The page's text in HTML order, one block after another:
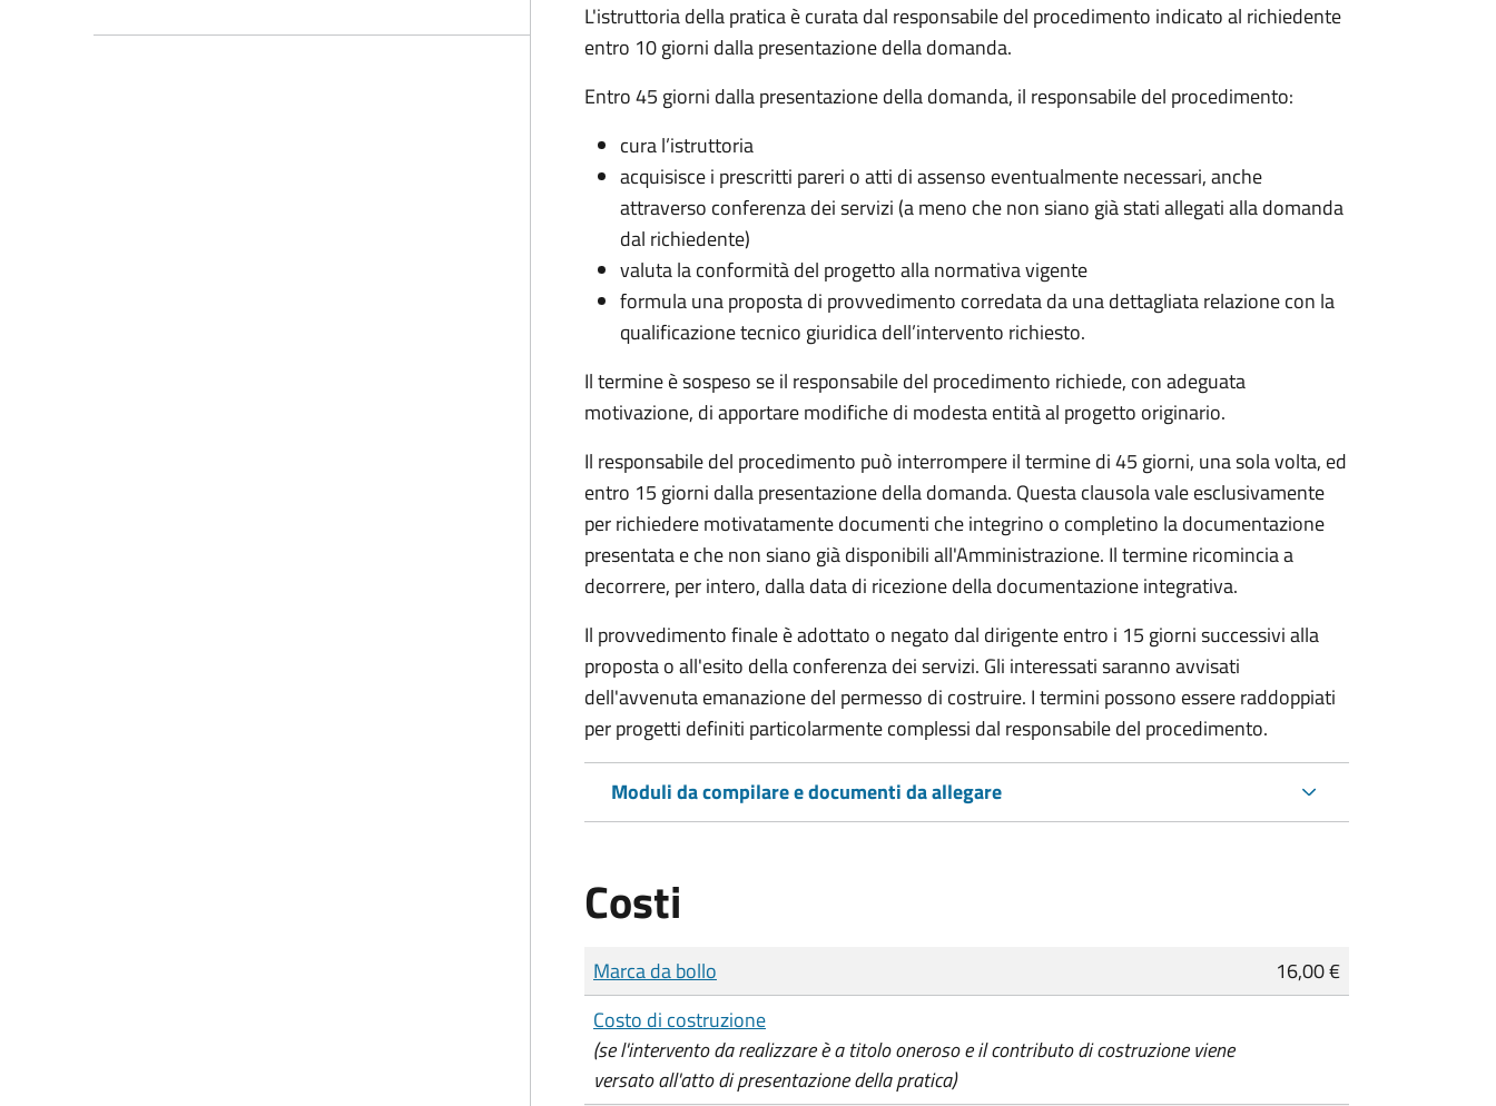
L'istruttoria della pratica è curata dal responsabile del procedimento indicato al richiedente
entro 10 giorni dalla presentazione della domanda.
Entro 45 giorni dalla presentazione della domanda, il responsabile del procedimento:
cura l’istruttoria
acquisisce i prescritti pareri o atti di assenso eventualmente necessari, anche
attraverso conferenza dei servizi (a meno che non siano già stati allegati alla domanda
dal richiedente)
valuta la conformità del progetto alla normativa vigente
formula una proposta di provvedimento corredata da una dettagliata relazione con la
qualificazione tecnico giuridica dell’intervento richiesto.
Il termine è sospeso se il responsabile del procedimento richiede, con adeguata
motivazione, di apportare modifiche di modesta entità al progetto originario.
Il responsabile del procedimento può interrompere il termine di 45 giorni, una sola volta, ed
entro 15 giorni dalla presentazione della domanda. Questa clausola vale esclusivamente
per richiedere motivatamente documenti che integrino o completino la documentazione
presentata e che non siano già disponibili all'Amministrazione. Il termine ricomincia a
decorrere, per intero, dalla data di ricezione della documentazione integrativa.
Il provvedimento finale è adottato o negato dal dirigente entro i 15 giorni successivi alla
proposta o all'esito della conferenza dei servizi. Gli interessati saranno avvisati
dell'avvenuta emanazione del permesso di costruire. I termini possono essere raddoppiati
per progetti definiti particolarmente complessi dal responsabile del procedimento.
Moduli da compilare e documenti da allegare
Costi
Tipo di pagamento
Importo
Marca da bollo
16,00 €
Costo di costruzione
(se l'intervento da realizzare è a titolo oneroso e il contributo di costruzione viene
versato all'atto di presentazione della pratica)